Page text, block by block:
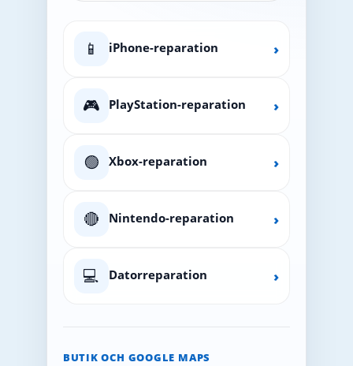
📱 iPhone-reparation ›
🎮 PlayStation-reparation ›
🟢 Xbox-reparation ›
🔴 Nintendo-reparation ›
💻 Datorreparation ›
BUTIK OCH GOOGLE MAPS